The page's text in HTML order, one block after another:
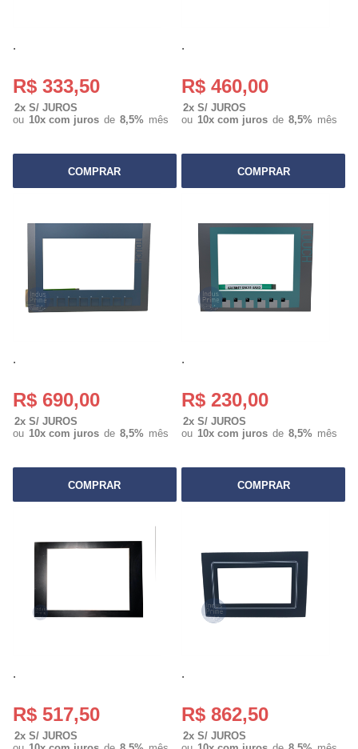
.
R$ 333,50
2x S/ JUROS
ou 10x com juros de 8,5% mês
COMPRAR
.
R$ 460,00
2x S/ JUROS
ou 10x com juros de 8,5% mês
COMPRAR
.
R$ 690,00
2x S/ JUROS
ou 10x com juros de 8,5% mês
COMPRAR
.
R$ 230,00
2x S/ JUROS
ou 10x com juros de 8,5% mês
COMPRAR
.
R$ 517,50
2x S/ JUROS
.
R$ 862,50
2x S/ JUROS